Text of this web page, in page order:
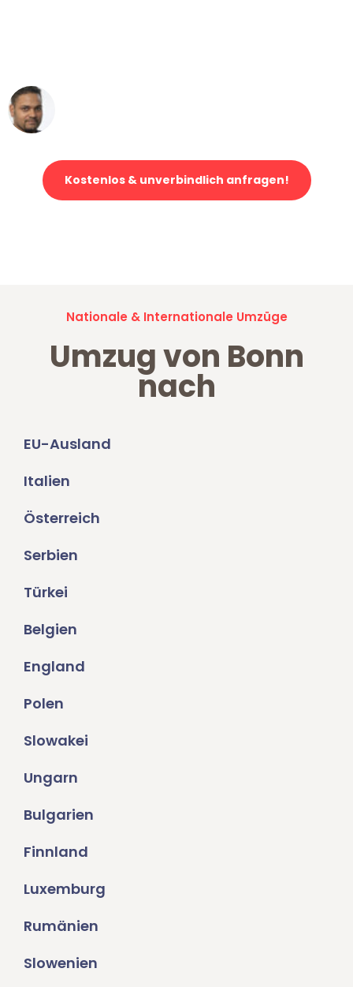
Kostenlos & unverbindlich anfragen!
Nationale & Internationale Umzüge
Umzug von Bonn
nach
EU-Ausland
Italien
Österreich
Serbien
Türkei
Belgien
England
Polen
Slowakei
Ungarn
Bulgarien
Finnland
Luxemburg
Rumänien
Slowenien